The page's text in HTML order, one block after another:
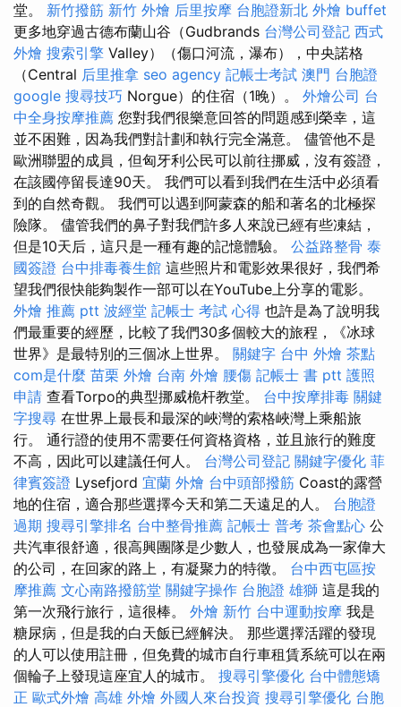
堂。 新竹撥筋 新竹 外燴 后里按摩 台胞證新北 外燴 buffet
更多地穿過古德布蘭山谷（Gudbrands 台灣公司登記 西式
外燴 搜索引擎 Valley）（傷口河流，瀑布），中央諾格
（Central 后里推拿 seo agency 記帳士考試 澳門 台胞證
google 搜尋技巧 Norgue）的住宿（1晚）。 外燴公司 台
中全身按摩推薦 您對我們很樂意回答的問題感到榮幸，這
並不困難，因為我們對計劃和執行完全滿意。 儘管他不是
歐洲聯盟的成員，但匈牙利公民可以前往挪威，沒有簽證，
在該國停留長達90天。 我們可以看到我們在生活中必須看
到的自然奇觀。 我們可以遇到阿蒙森的船和著名的北極探
險隊。 儘管我們的鼻子對我們許多人來說已經有些凍結，
但是10天后，這只是一種有趣的記憶體驗。 公益路整骨 泰
國簽證 台中排毒養生館 這些照片和電影效果很好，我們希
望我們很快能夠製作一部可以在YouTube上分享的電影。
外燴 推薦 ptt 波經堂 記帳士 考試 心得 也許是為了說明我
們最重要的經歷，比較了我們30多個較大的旅程，《冰球
世界》是最特別的三個冰上世界。 關鍵字 台中 外燴 茶點
com是什麼 苗栗 外燴 台南 外燴 腰傷 記帳士 書 ptt 護照
申請 查看Torpo的典型挪威桅杆教堂。 台中按摩排毒 關鍵
字搜尋 在世界上最長和最深的峽灣的索格峽灣上乘船旅
行。 通行證的使用不需要任何資格資格，並且旅行的難度
不高，因此可以建議任何人。 台灣公司登記 關鍵字優化 菲
律賓簽證 Lysefjord 宜蘭 外燴 台中頭部撥筋 Coast的露營
地的住宿，適合那些選擇今天和第二天遠足的人。 台胞證
過期 搜尋引擎排名 台中整骨推薦 記帳士 普考 茶會點心 公
共汽車很舒適，很高興團隊是少數人，也發展成為一家偉大
的公司，在回家的路上，有凝聚力的特徵。 台中西屯區按
摩推薦 文心南路撥筋堂 關鍵字操作 台胞證 雄獅 這是我的
第一次飛行旅行，這很棒。 外燴 新竹 台中運動按摩 我是
糖尿病，但是我的白天飯已經解決。 那些選擇活躍的發現
的人可以使用註冊，但免費的城市自行車租賃系統可以在兩
個輪子上發現這座宜人的城市。 搜尋引擎優化 台中體態矯
正 歐式外燴 高雄 外燴 外國人來台投資 搜尋引擎優化 台胞